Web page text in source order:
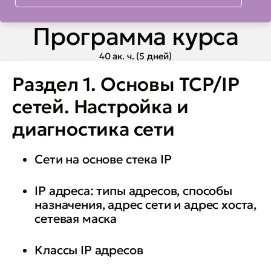
• диагностировать сетевые
неполадки с помощью
диагностических утилит
• настраивать службу sshd и
клиент ssh и использовать ssh
для проксирования и
ведущий, подчиненный и
кэширующий DNS серверы для
отображения
Программа курса
40 ак. ч. (5 дней)
Раздел 1. Основы TCP/IP
сетей. Настройка и
диагностика сети
Сети на основе стека IP
IP адреса: типы адресов, способы
назначения, адрес сети и адрес хоста,
сетевая маска
Классы IP адресов